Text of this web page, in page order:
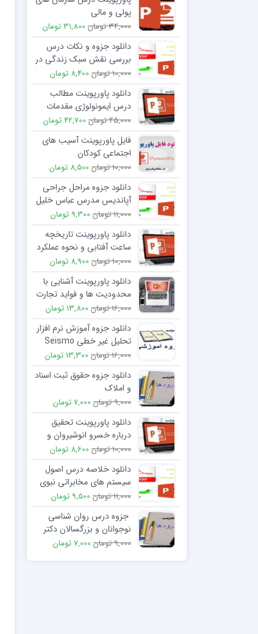
پولی و مالی
34,000 تومان 31,800 تومان
دانلود جزوه و نکات درس
بررسی نقش سبک زندگی در
باروری
10,000 تومان 8,400 تومان
دانلود پاورپوینت مطالب
درس ایمونولوژی مقدمات
علوم پایه 2 (فصل اول و
دوم)
45,000 تومان 42,700 تومان
فایل پاورپوینت آسیب های
اجتماعی کودکان
10,000 تومان 8,500 تومان
دانلود جزوه مراحل جراحی
آپاندیس مدرس عباس خلیل
پور
11,000 تومان 9,300 تومان
دانلود پاورپوینت تاریخچه
ساعت آفتابی و نحوه عملکرد
آن
10,000 تومان 8,900 تومان
دانلود پاورپوینت آشنایی با
محدوديت ها و فواید تجارت
الکترونيک
16,000 تومان 13,800 تومان
دانلود جزوه آموزش نرم افزار
تحلیل غیر خطی Seismo
Struct
16,000 تومان 13,300 تومان
دانلود جزوه حقوق ثبت اسناد
و املاک
9,000 تومان 7,000 تومان
دانلود پاورپوینت تحقیق
درباره خسرو انوشیروان و
اقدامات او در ایران
10,000 تومان 8,600 تومان
دانلود خلاصه درس اصول
سیستم های مخابراتی نبوی
نژاد
11,000 تومان 9,500 تومان
جزوه درس روان شناسی
نوجوانان و بزرگسالان دکتر
سلیمانی
9,000 تومان 7,000 تومان